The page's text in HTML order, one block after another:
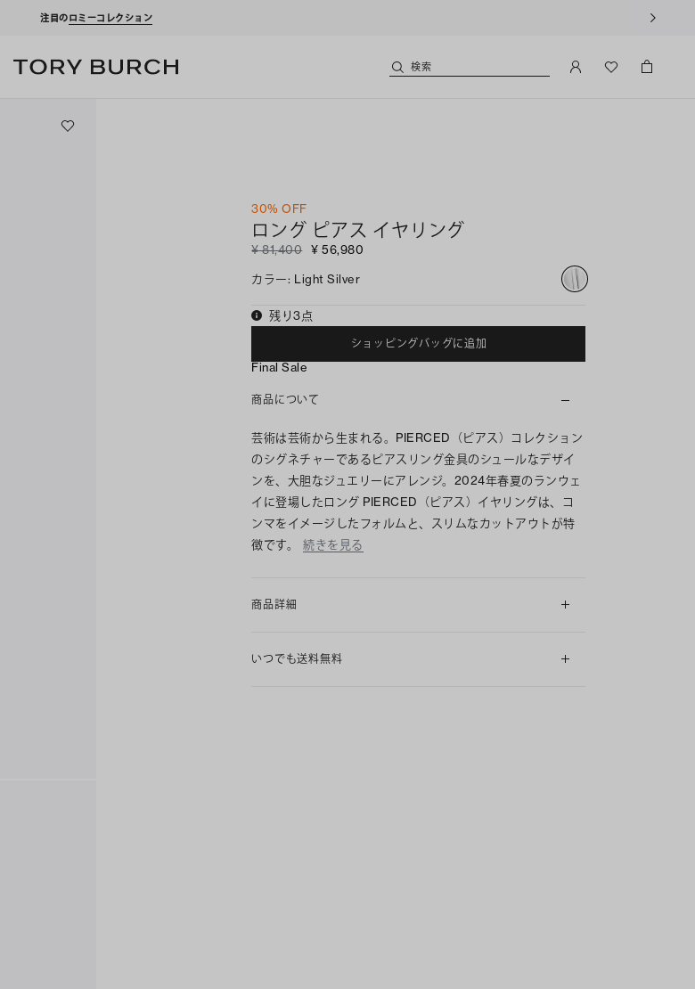
新規アカウント登録*で、20,000円(税込)以上のお買い物にご利用いただけます。
検索
30% OFF
ロング ピアス イヤリング
¥ 81,400 ¥ 56,980
カラー: Light Silver
残り3点
ショッピングバッグに追加
Final Sale
商品について
芸術は芸術から生まれる。PIERCED（ピアス）コレクション
のシグネチャーであるピアスリング金具のシュールなデザイ
ンを、大胆なジュエリーにアレンジ。2024年春夏のランウェ
イに登場したロング PIERCED（ピアス）イヤリングは、コ
ンマをイメージしたフォルムと、スリムなカットアウトが特
徴です。
続きを見る
商品詳細
いつでも送料無料